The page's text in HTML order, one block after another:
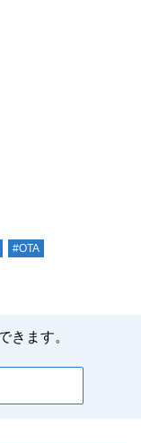
#OTA
きます。